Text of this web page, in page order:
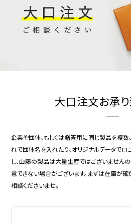
ログイン person 新規会員登
お気に入りを見る shopping_cart カートの中身
ガイドライン
実店舗へのアクセス
大口注文お承
企業や団体、もしくは贈答用に同じ製品を複
れで団体名を入れたり、オリジナルデータでロ
し、山藤の製品は大量生産ではございません
意できない場合がございます。まずは在庫が
相談くださいませ。